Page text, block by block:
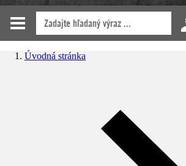
Úvodná stránka